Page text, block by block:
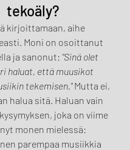
tekoäly?
kirjoittamaan, aihe
Moni on osoittanut
ja sanonut: "Sinä olet
haluat, että muusikot
tekemisen." Mutta ei,
halua sitä. Haluan vain
joka on viime
monen mielessä:
parempaa musiikkia